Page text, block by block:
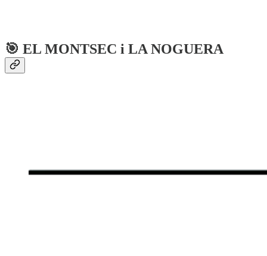
🎯 EL MONTSEC i LA NOGUERA